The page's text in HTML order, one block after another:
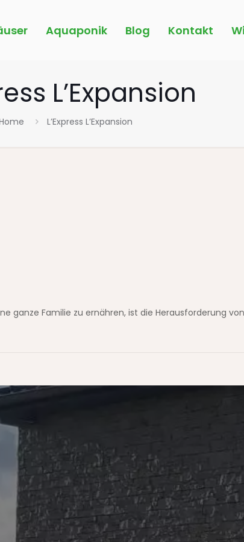
Aquaponik Blog Kontakt
L’Expansion
L’Express L’Expansion
ganze Familie zu ernähren, ist die Herausforderung